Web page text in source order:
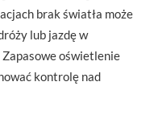
brak światła może
lub jazdę w
oświetlenie
kontrolę nad